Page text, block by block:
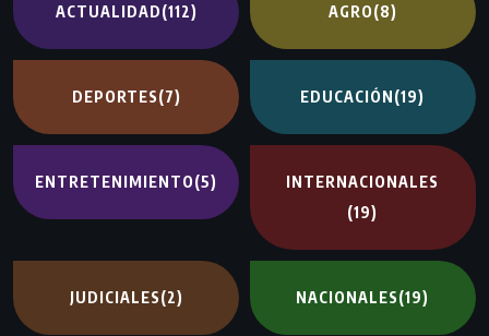
ACTUALIDAD(112) AGRO(8)
DEPORTES(7) EDUCACIÓN(19)
ENTRETENIMIENTO(5)
INTERNACIONALES
(19)
JUDICIALES(2) NACIONALES(19)